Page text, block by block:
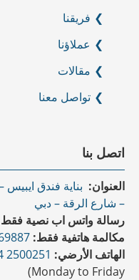
فريقنا
عملاؤنا
مقالات
تواصل معنا
اتصل بنا
العنوان:
– شارع الرقة – دبي
رسالة واتس اب نصية فقط:+971 55 8377872
مكالمة هاتفية فقط:7869887 50 971+
الهاتف الأرضي:2500251 4 971+
Monday to Friday)